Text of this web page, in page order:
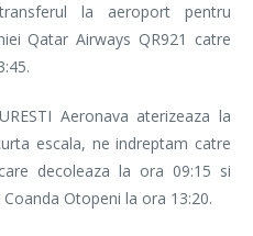
la aeroport pentru
Qatar Airways QR921 catre
Aeronava aterizeaza la
escala, ne indreptam catre
decoleaza la ora 09:15 si
Otopeni la ora 13:20.